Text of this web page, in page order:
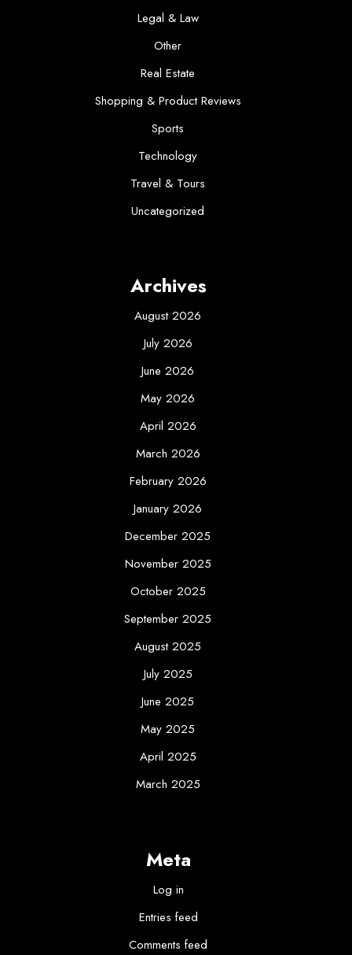
Legal & Law
Other
Real Estate
Shopping & Product Reviews
Sports
Technology
Travel & Tours
Uncategorized
Archives
August 2026
July 2026
June 2026
May 2026
April 2026
March 2026
February 2026
January 2026
December 2025
November 2025
October 2025
September 2025
August 2025
July 2025
June 2025
May 2025
April 2025
March 2025
Meta
Log in
Entries feed
Comments feed